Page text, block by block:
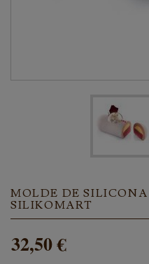
MOLDE DE
SILIKOMART
32,50 €